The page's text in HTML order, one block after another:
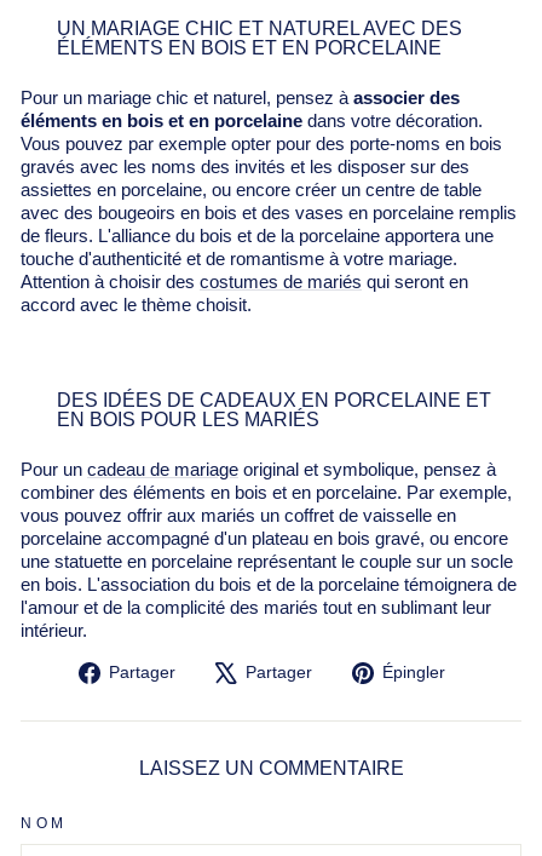
UN MARIAGE CHIC ET NATUREL AVEC DES
ÉLÉMENTS EN BOIS ET EN PORCELAINE
Pour un mariage chic et naturel, pensez à associer des
éléments en bois et en porcelaine dans votre décoration.
Vous pouvez par exemple opter pour des porte-noms en bois
gravés avec les noms des invités et les disposer sur des
assiettes en porcelaine, ou encore créer un centre de table
avec des bougeoirs en bois et des vases en porcelaine remplis
de fleurs. L'alliance du bois et de la porcelaine apportera une
touche d'authenticité et de romantisme à votre mariage.
Attention à choisir des costumes de mariés qui seront en
accord avec le thème choisit.
DES IDÉES DE CADEAUX EN PORCELAINE ET
EN BOIS POUR LES MARIÉS
Pour un cadeau de mariage original et symbolique, pensez à
combiner des éléments en bois et en porcelaine. Par exemple,
vous pouvez offrir aux mariés un coffret de vaisselle en
porcelaine accompagné d'un plateau en bois gravé, ou encore
une statuette en porcelaine représentant le couple sur un socle
en bois. L'association du bois et de la porcelaine témoignera de
l'amour et de la complicité des mariés tout en sublimant leur
intérieur.
Partager
Partager
Facebook
Partager
Tweeter
X
Épingler
Pinterest
LAISSEZ UN COMMENTAIRE
NOM